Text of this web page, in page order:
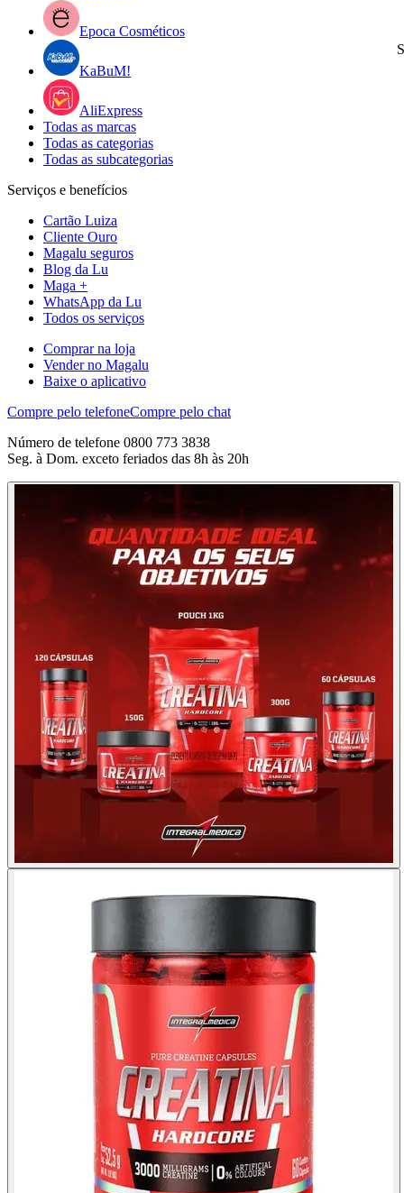
Epoca Cosméticos
KaBuM!
AliExpress
Todas as marcas
Todas as categorias
Todas as subcategorias
Serviços e benefícios
Cartão Luiza
Cliente Ouro
Magalu seguros
Blog da Lu
Maga +
WhatsApp da Lu
Todos os serviços
Comprar na loja
Vender no Magalu
Baixe o aplicativo
Compre pelo telefoneCompre pelo chat
Número de telefone 0800 773 3838
Seg. à Dom. exceto feriados das 8h às 20h